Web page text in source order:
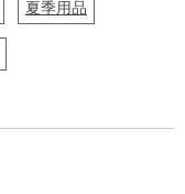
夏季用品